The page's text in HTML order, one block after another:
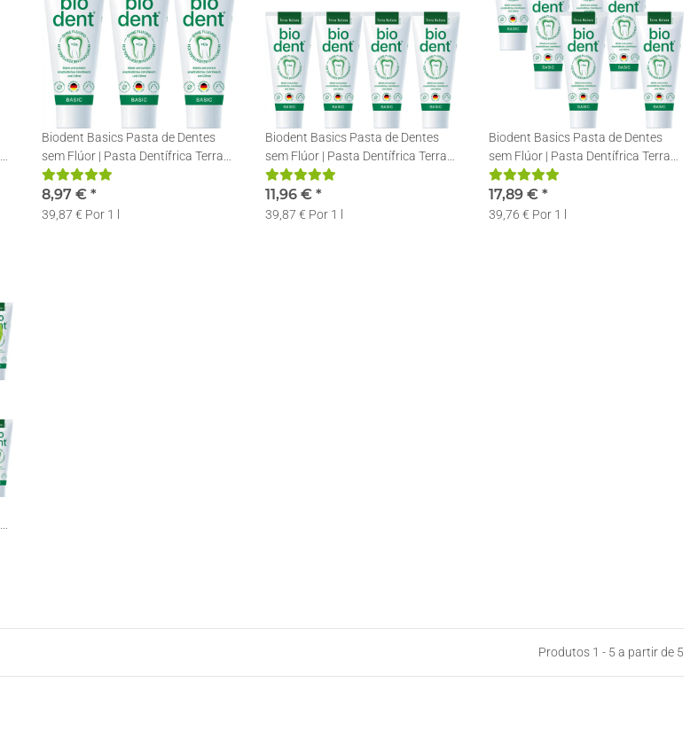
Biodent Basics Pasta de Dentes
sem Flúor | Pasta Dentífrica Terra
Natura | 3 x 75ml
8,97 € *
39,87 € Por 1 l
Biodent Basics Pasta de Dentes
sem Flúor | Pasta Dentífrica Terra
Natura | 4 x 75ml
11,96 € *
39,87 € Por 1 l
Biodent Basics Pasta de Dentes
sem Flúor | Pasta Dentífrica Terra
Natura | 6 x 75ml
17,89 € *
39,76 € Por 1 l
Produtos 1 - 5 a partir de 5